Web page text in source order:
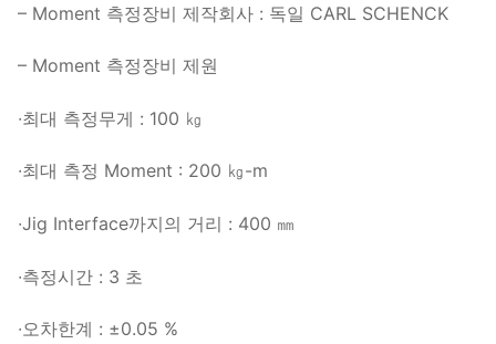
– Moment 측정장비 제작회사 : 독일 CARL SCHENCK
– Moment 측정장비 제원
∙최대 측정무게 : 100 ㎏
∙최대 측정 Moment : 200 ㎏-m
∙Jig Interface까지의 거리 : 400 ㎜
∙측정시간 : 3 초
∙오차한계 : ±0.05 %